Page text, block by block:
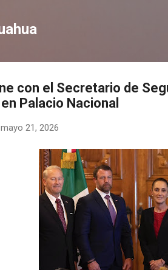
con el Secretario de
Palacio Nacional
mayo 21, 2026